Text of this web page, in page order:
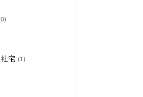
0)
宅 (1)